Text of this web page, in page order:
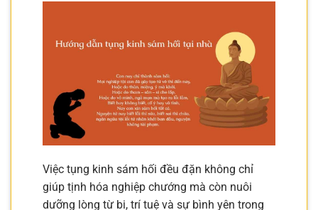
Việc tụng kinh sám hối đều đặn không chỉ
giúp tịnh hóa nghiệp chướng mà còn nuôi
dưỡng lòng từ bi, trí tuệ và sự bình yên trong